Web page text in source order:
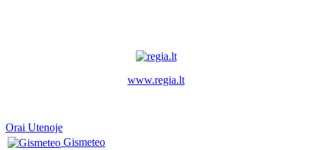
www.regia.lt
Orai Utenoje
Gismeteo